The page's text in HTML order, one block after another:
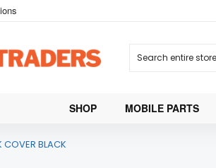
SHOP MOBILE PARTS
COVER BLACK